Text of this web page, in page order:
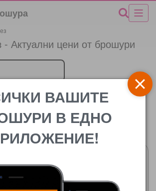
- Актуални цени от брошури
Цената
ВАШИТЕ
В ЕДНО